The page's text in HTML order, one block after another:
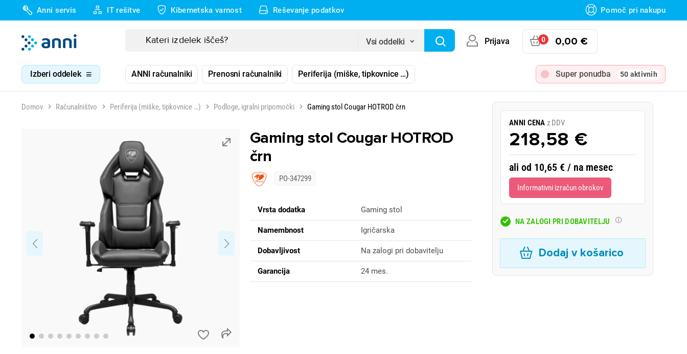
Anni servis IT rešitve Kibernetska varnost Reševanje podatkov Pomoč pri nakupu
Vsi oddelki Prijava 0 0,00 €
Izberi oddelek ANNI računalniki Prenosni računalniki Periferija (miške, tipkovnice …) Super ponudba 50 aktivnih
Domov Računalništvo Periferija (miške, tipkovnice …) Podloge, igralni pripomočki Gaming stol Cougar HOTROD črn
Gaming stol Cougar HOTROD
črn
PO-347299
Vrsta dodatka Gaming stol
Namembnost Igričarska
Dobavljivost Na zalogi pri dobavitelju
Garancija 24 mes.
ANNI CENA z DDV
218,58 €
ali od 10,65 € / na mesec
Informativni izračun obrokov
NA ZALOGI PRI DOBAVITELJU
Dodaj v košarico